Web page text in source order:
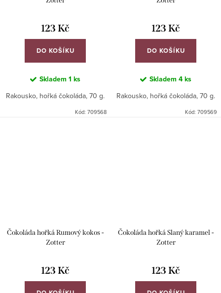
123 Kč
DO KOŠÍKU
Skladem 1 ks
Rakousko, hořká čokoláda, 70 g.
Kód: 709568
123 Kč
DO KOŠÍKU
Skladem 4 ks
Rakousko, hořká čokoláda, 70 g.
Kód: 709569
Čokoláda hořká Rumový kokos -
Zotter
123 Kč
Čokoláda hořká Slaný karamel -
Zotter
123 Kč